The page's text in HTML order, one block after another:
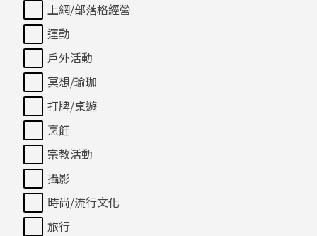
上網/部落格經營
運動
戶外活動
冥想/瑜珈
打牌/桌遊
烹飪
宗教活動
攝影
時尚/流行文化
旅行